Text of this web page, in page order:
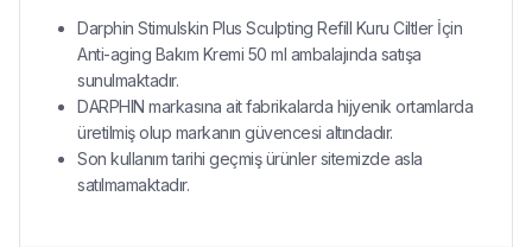
Darphin Stimulskin Plus Sculpting Refill Kuru Ciltler İçin
Anti-aging Bakım Kremi 50 ml ambalajında satışa
sunulmaktadır.
DARPHIN markasına ait fabrikalarda hijyenik ortamlarda
üretilmiş olup markanın güvencesi altındadır.
Son kullanım tarihi geçmiş ürünler sitemizde asla
satılmamaktadır.